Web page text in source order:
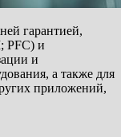
гарантией,
PFC) и
и
а также для
приложений,